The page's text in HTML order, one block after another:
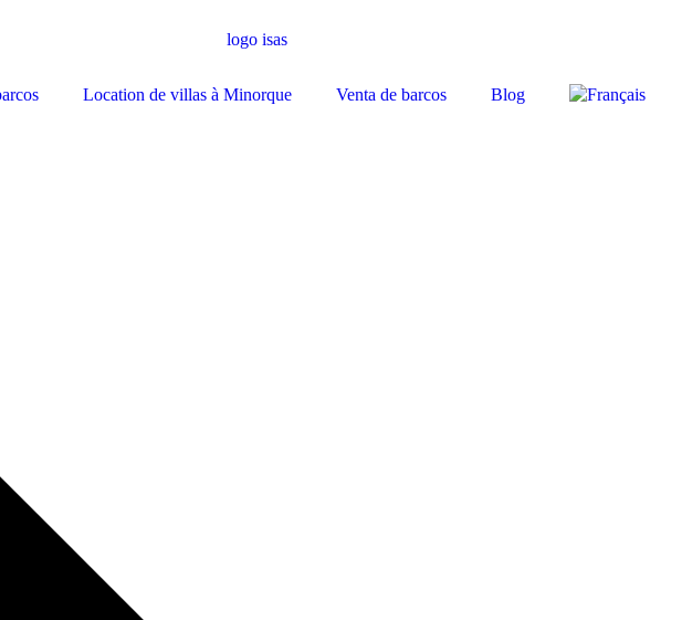
Location de villas à Minorque Venta de barcos Blog